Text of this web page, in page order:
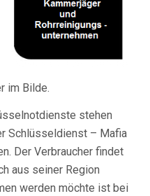
im Bilde.
stehen
Schlüsseldienst – Mafia
Der Verbraucher findet
aus seiner Region
werden möchte ist bei